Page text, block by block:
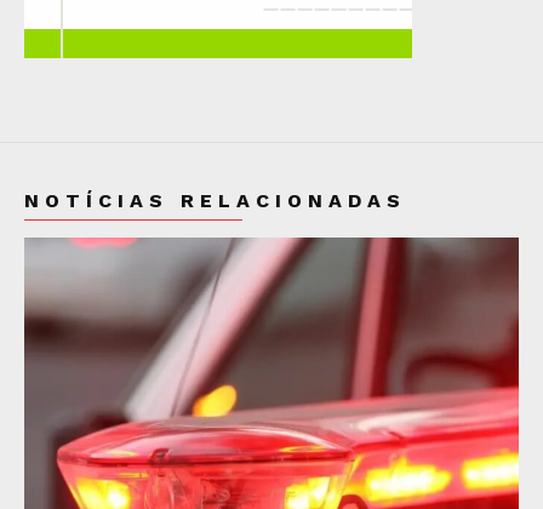
NOTÍCIAS RELACIONADAS